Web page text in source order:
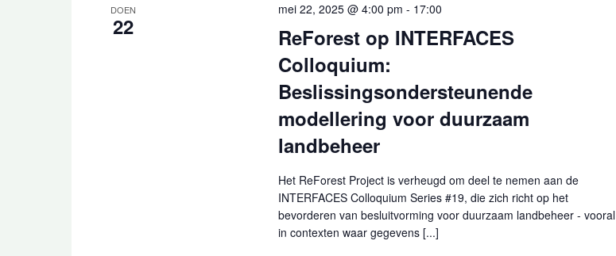
DOEN
22
ReForest op INTERFACES
Colloquium:
Beslissingsondersteunende
modellering voor duurzaam
landbeheer
mei 22, 2025 @ 4:00 pm - 17:00
Het ReForest Project is verheugd om deel te nemen aan de
INTERFACES Colloquium Series #19, die zich richt op het
bevorderen van besluitvorming voor duurzaam landbeheer - vooral
in contexten waar gegevens [...]